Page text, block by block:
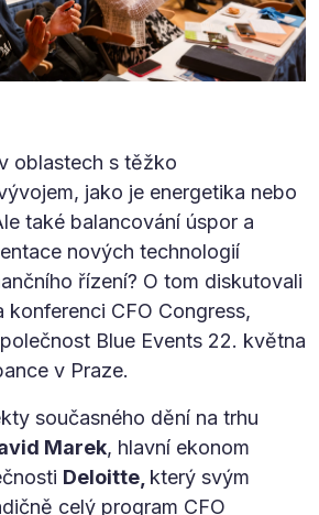
oblastech s těžko
jako je energetika nebo
také balancování úspor a
nových technologií
řízení? O tom diskutovali
konferenci CFO Congress,
Blue Events 22. května
v Praze.
současného dění na trhu
Marek, hlavní ekonom
Deloitte, který svým
celý program CFO